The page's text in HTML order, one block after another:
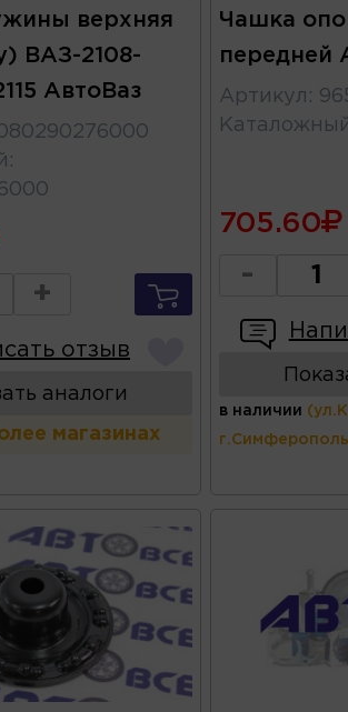
верхняя
ВАЗ-2108-
АвтоВаз
:
+
отзыв
аналоги
магазинах
Чашка
передней
Артикул :
705.60
-
в наличии